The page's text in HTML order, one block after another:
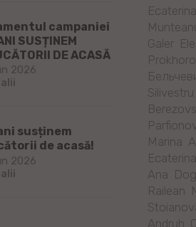
campaniei
SUSȚINEM
DE ACASĂ
2026
susținem
de acasă!
2026
Galer
Marina
Ana
Railean
Andruh